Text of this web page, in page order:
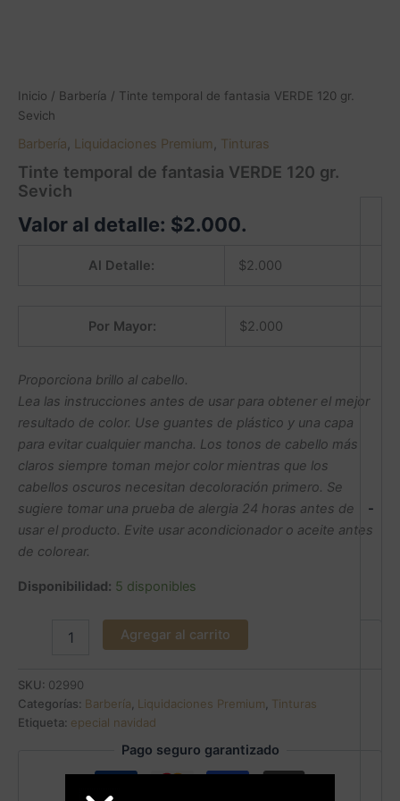
Inicio / Barbería / Tinte temporal de fantasia VERDE 120 gr.
Sevich
Barbería, Liquidaciones Premium , Tinturas
Tinte temporal de fantasia VERDE 120 gr.
Sevich
Valor al detalle: $2.000.
Al Detalle: $2.000
Por Mayor: $2.000
Proporciona brillo al cabello.
Lea las instrucciones antes de usar para obtener el mejor
resultado de color. Use guantes de plástico y una capa
para evitar cualquier mancha. Los tonos de cabello más
claros siempre toman mejor color mientras que los
cabellos oscuros necesitan decoloración primero. Se
sugiere tomar una prueba de alergia 24 horas antes de
usar el producto. Evite usar acondicionador o aceite antes
de colorear.
Disponibilidad: 5 disponibles
-
Agregar al carrito
SKU: 02990
Categorías: Barbería Liquidaciones Premium
Tinturas
Etiqueta: epecial navidad
Pago seguro garantizado